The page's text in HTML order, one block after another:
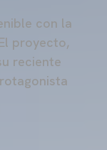
con la
proyecto,
reciente